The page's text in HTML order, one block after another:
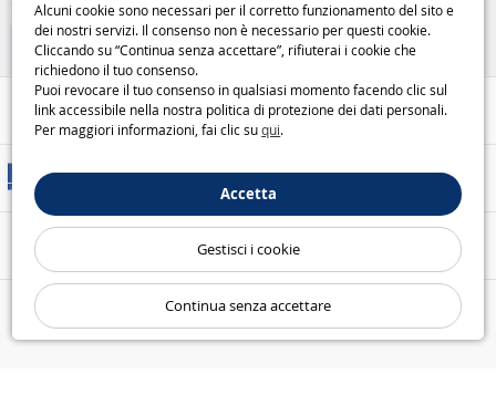
Alcuni cookie sono necessari per il corretto funzionamento del sito e
dei nostri servizi. Il consenso non è necessario per questi cookie.
Cliccando su “Continua senza accettare”, rifiuterai i cookie che
richiedono il tuo consenso.
Puoi revocare il tuo consenso in qualsiasi momento facendo clic sul
link accessibile nella nostra politica di protezione dei dati personali.
Per maggiori informazioni, fai clic suqui.
Accetta
Gestisci i cookie
Continua senza accettare
Casa e Tempo Libero
Aiuto / Contatti
Metodi di consegna
Pagamento sicuro
Le nostre garanzie